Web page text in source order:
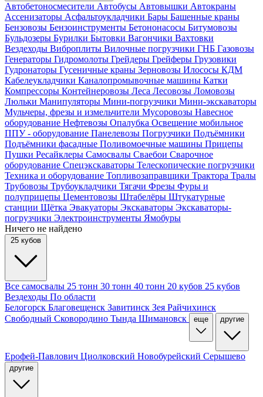
Автобетоносмесители Автобусы Автовышки Автокраны
Ассенизаторы Асфальтоукладчики Бары Башенные краны
Бензовозы Бензоинструменты Бетононасосы Битумовозы
Бульдозеры Бурилки Бытовки Вагончики Вахтовки
Вездеходы Виброплиты Вилочные погрузчики ГНБ Газовозы
Генераторы Гидромолоты Грейдеры Грейферы Грузовики
Гудронаторы Гусеничные краны Зерновозы Илососы КДМ
Кабелеукладчики Каналопромывочные машины Катки
Компрессоры Контейнеровозы Леса Лесовозы Ломовозы
Люльки Манипуляторы Мини-погрузчики Мини-экскаваторы
Мульчеры, фрезы и измельчители Мусоровозы Навесное
оборудование Нефтевозы Опалубка Освещение мобильное
ППУ - оборудование Панелевозы Погрузчики Подъёмники
Подъёмники фасадные Поливомоечные машины Прицепы
Пушки Ресайклеры Самосвалы Сваебои Сварочное
оборудование Спецэкскаваторы Телескопические погрузчики
Техника и оборудование Топливозаправщики Трактора Тралы
Трубовозы Трубоукладчики Тягачи Фрезы Фуры и
полуприцепы Цементовозы Штабелёры Штукатурные
станции Щётка Эвакуаторы Экскаваторы Экскаваторы-
погрузчики Электроинструменты Ямобуры
Ничего не найдено
25 кубов
Все самосвалы 25 тонн 30 тонн 40 тонн 20 кубов 25 кубов
Вездеходы По области
Белогорск Благовещенск Завитинск Зея Райчихинск
Свободный Сковородино Тында Шимановск еще другие
Ерофей-Павлович Циолковский Новобурейский Серышево
другие